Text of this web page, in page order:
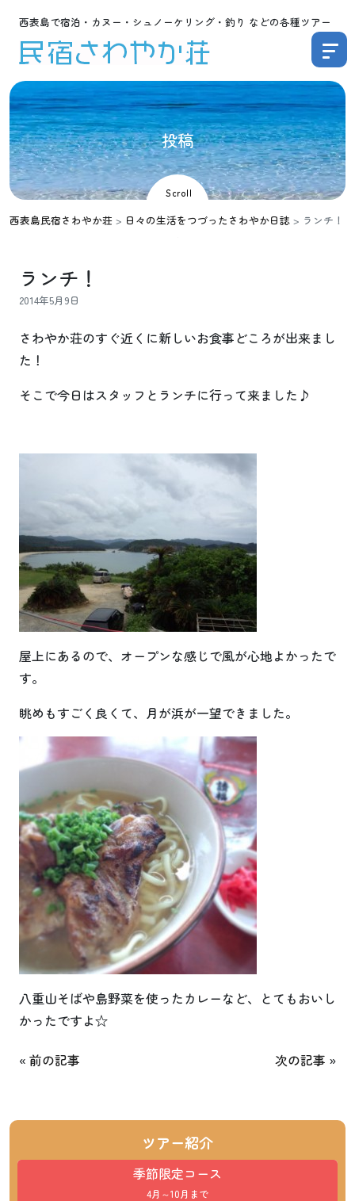
西表島で宿泊・カヌー・シュノーケリング・釣り などの各種ツアー
投稿
Scroll
西表島民宿さわやか荘 > 日々の生活をつづったさわやか日誌 > ランチ！
ランチ！
2014年5月9日
さわやか荘のすぐ近くに新しいお食事どころが出来まし
た！
そこで今日はスタッフとランチに行って来ました♪
屋上にあるので、オープンな感じで風が心地よかったで
す。
眺めもすごく良くて、月が浜が一望できました。
八重山そばや島野菜を使ったカレーなど、とてもおいし
かったですよ☆
« 前の記事 次の記事 »
ツアー紹介
季節限定コース
4月～10月まで